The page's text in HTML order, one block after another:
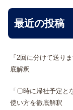
最近の投稿
「2回に分けて送り
底解釈
「〇時に帰社予定
使い方を徹底解釈